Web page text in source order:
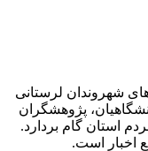
شهروندان لرستانی
پژوهشگران
استان گام بردارد.
اخبار است.